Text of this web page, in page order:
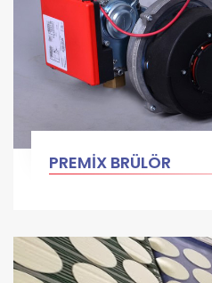
PREMİX BRÜLÖR